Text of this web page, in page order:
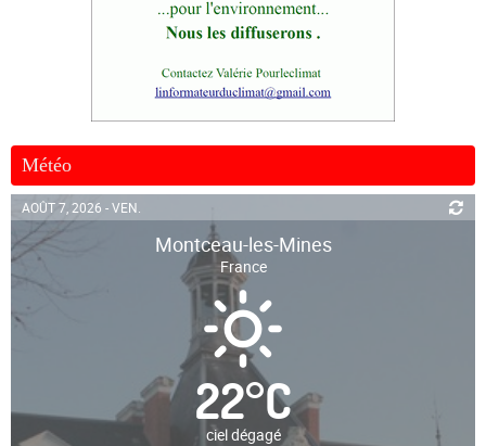
Météo
AOÛT 7, 2026 - VEN.
Montceau-les-Mines
France
22°C
ciel dégagé